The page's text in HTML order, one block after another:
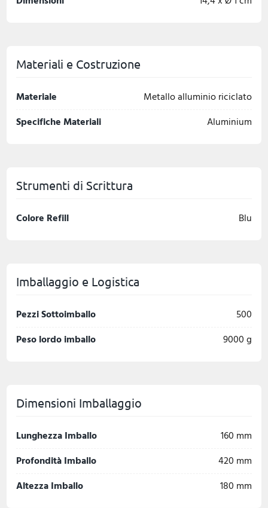
Materiali e Costruzione
Materiale
Metallo alluminio riciclato
Specifiche Materiali
Aluminium
Strumenti di Scrittura
Colore Refill Blu
Imballaggio e Logistica
Pezzi Sottoimballo
500
Peso lordo imballo
9000 g
Dimensioni Imballaggio
Lunghezza Imballo
160 mm
Profondità Imballo
420 mm
Altezza Imballo
180 mm